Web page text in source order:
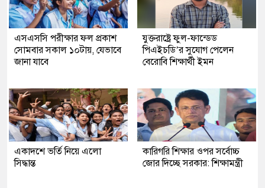
এসএসসি পরীক্ষার ফল প্রকাশ
সোমবার সকাল ১০টায়, যেভাবে
জানা যাবে
যুক্তরাষ্ট্রে ফুল-ফান্ডেড
পিএইচডি’র সুযোগ পেলেন
বেরোবি শিক্ষার্থী ইমন
একাদশে ভর্তি নিয়ে এলো
সিদ্ধান্ত
কারিগরি শিক্ষার ওপর সর্বোচ্চ
জোর দিচ্ছে সরকার: শিক্ষামন্ত্রী